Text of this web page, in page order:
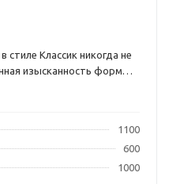
Классик никогда не
изысканность форм
1100
600
1000